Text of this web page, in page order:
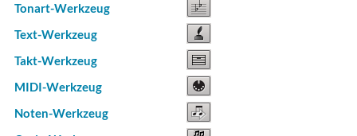
Tonart-Werkzeug
Text-Werkzeug
Takt-Werkzeug
MIDI-Werkzeug
Noten-Werkzeug